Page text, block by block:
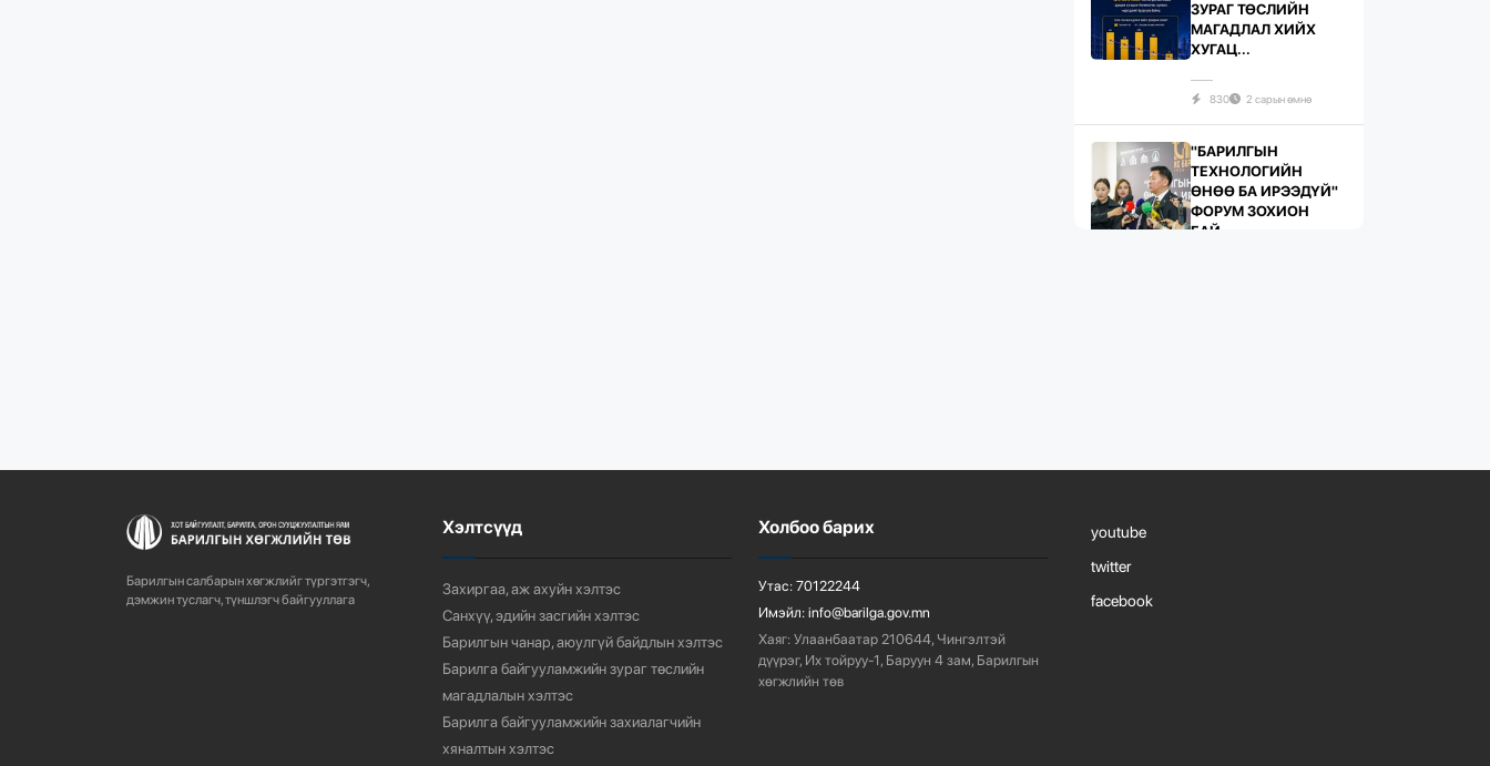
ЗУРАГ ТӨСЛИЙН
МАГАДЛАЛ ХИЙХ
ХУГАЦ...
830 2 сарын өмнө
"БАРИЛГЫН
ТЕХНОЛОГИЙН
ӨНӨӨ БА ИРЭЭДҮЙ"
ФОРУМ ЗОХИОН
БАЙ...
Барилгын салбарын хөгжлийг түргэтгэгч,
дэмжин туслагч, түншлэгч байгууллага
Хэлтсүүд
Захиргаа, аж ахуйн хэлтэс
Санхүү, эдийн засгийн хэлтэс
Барилгын чанар, аюулгүй байдлын хэлтэс
Барилга байгууламжийн зураг төслийн
магадлалын хэлтэс
Барилга байгууламжийн захиалагчийн
хяналтын хэлтэс
Холбоо барих
Утас: 70122244
Имэйл: info@barilga.gov.mn
Хаяг: Улаанбаатар 210644, Чингэлтэй
дүүрэг, Их тойруу-1, Баруун 4 зам, Барилгын
хөгжлийн төв
youtube
twitter
facebook